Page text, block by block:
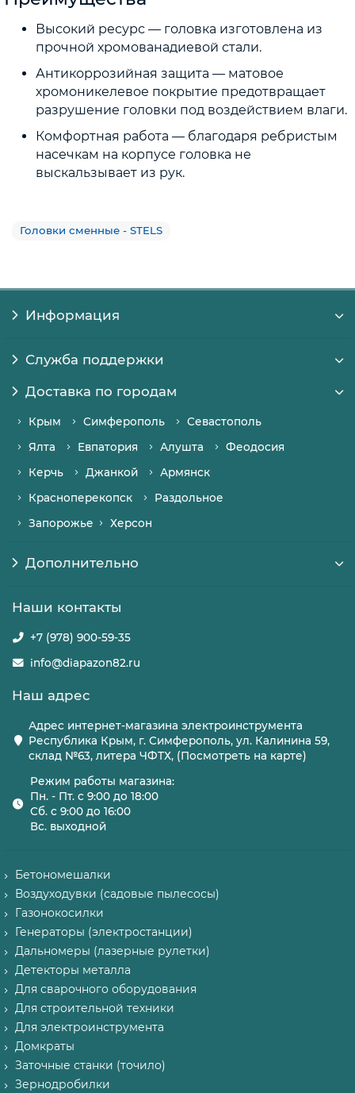
Высокий ресурс — головка изготовлена из
прочной хромованадиевой стали.
Антикоррозийная защита — матовое
хромоникелевое покрытие предотвращает
разрушение головки под воздействием влаги.
Комфортная работа — благодаря ребристым
насечкам на корпусе головка не
выскальзывает из рук.
Головки сменные - STELS
Информация
Служба поддержки
Доставка по городам
Крым Симферополь
Севастополь
Ялта
Евпатория Алушта
Феодосия
Керчь
Джанкой
Армянск
Красноперекопск
Раздольное
Запорожье
Херсон
Дополнительно
Наши контакты
+7 (978) 900-59-35
info@diapazon82.ru
Наш адрес
Адрес интернет-магазина электроинструмента
Республика Крым, г. Симферополь, ул. Калинина 59,
склад №63, литера ЧФТХ, (Посмотреть на карте)
Режим работы магазина:
Пн. - Пт. с 9:00 до 18:00
Сб. с 9:00 до 16:00
Вс. выходной
Бетономешалки
Воздуходувки (садовые пылесосы)
Газонокосилки
Генераторы (электростанции)
Дальномеры (лазерные рулетки)
Детекторы металла
Для сварочного оборудования
Для строительной техники
Для электроинструмента
Домкраты
Заточные станки (точило)
Зернодробилки